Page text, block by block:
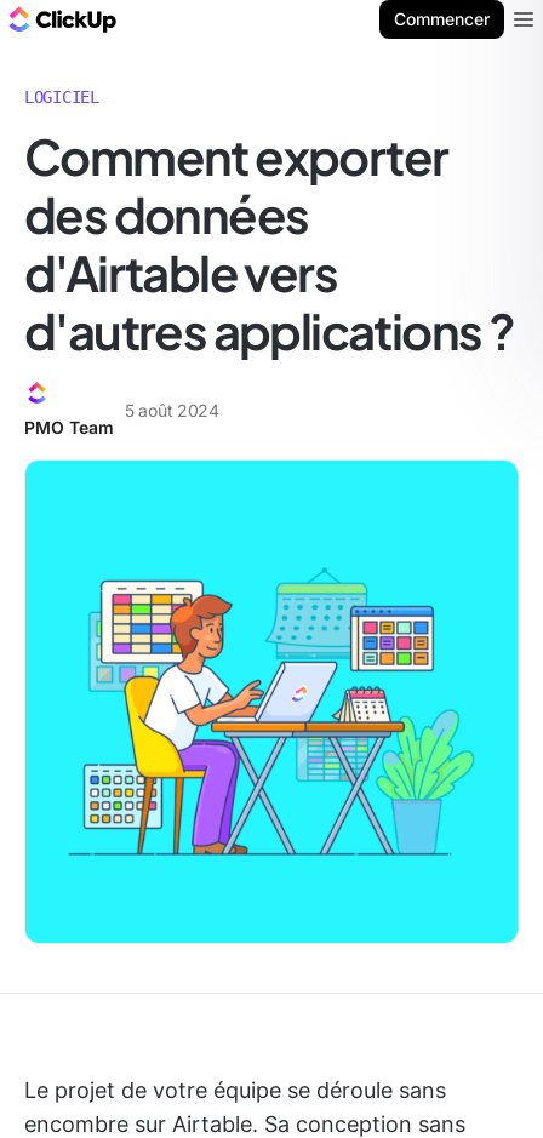
Commencer
LOGICIEL
Comment exporter
des données
d'Airtable vers
d'autres applications ?
PMO Team
5 août 2024
Le projet de votre équipe se déroule sans
encombre sur Airtable. Sa conception sans